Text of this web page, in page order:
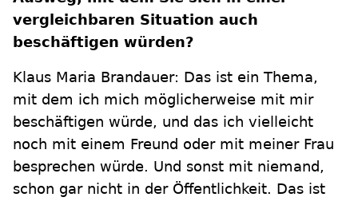
vergleichbaren Situation auch
beschäftigen würden?
Klaus Maria Brandauer: Das ist ein Thema,
mit dem ich mich möglicherweise mit mir
beschäftigen würde, und das ich vielleicht
noch mit einem Freund oder mit meiner Frau
besprechen würde. Und sonst mit niemand,
schon gar nicht in der Öffentlichkeit. Das ist